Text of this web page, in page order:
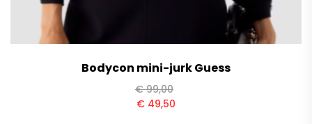
Bodycon mini-jurk Guess
€99,00
€ 49,50